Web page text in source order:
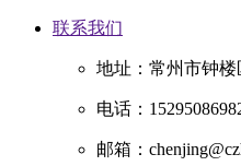
联系我们
地址：常州市钟
电话：
邮箱：